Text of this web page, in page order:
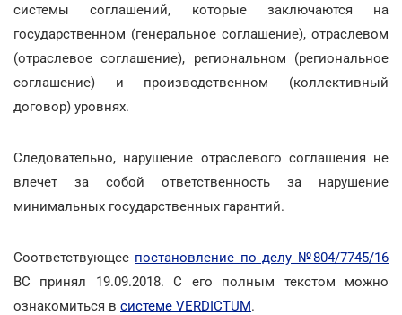
системы соглашений, которые заключаются на
государственном (генеральное соглашение), отраслевом
(отраслевое соглашение), региональном (региональное
соглашение) и производственном (коллективный
договор) уровнях.
Следовательно, нарушение отраслевого соглашения не
влечет за собой ответственность за нарушение
минимальных государственных гарантий.
Соответствующее постановление по делу №804/7745/16
ВС принял 19.09.2018. С его полным текстом можно
ознакомиться в системе VERDICTUM.